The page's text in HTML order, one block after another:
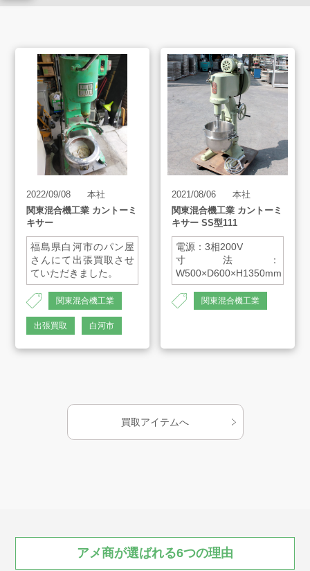
買取方法
買取アイテム
お客様の声
よくあるご質問
スタッフインタビュー
店舗案内
販売のご案内
お問合せ
2022/09/08
本社
関東混合機工業 カントーミ
キサー
福島県白河市のパン屋
さんにて出張買取させ
ていただきました。
AH-1348
関東混合機工業
出張買取 白河市
2021/08/06
本社
関東混合機工業 カントーミ
キサー SS型111
電源：3相200V
寸法：
W500×D600×H1350mm
関東混合機工業
買取アイテムへ
アメ商が選ばれる6つの理由